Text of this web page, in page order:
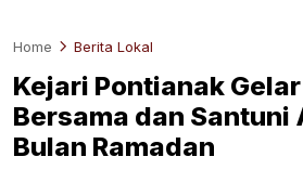
Home Berita Lokal
Kejari Pontianak
Bersama dan Santuni
Bulan Ramadan